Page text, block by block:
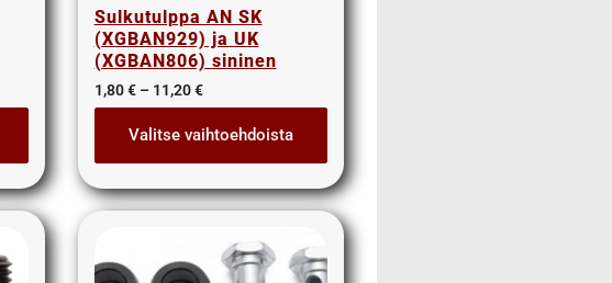
Sulkutulppa AN SK
(XGBAN929) ja UK
(XGBAN806) sininen
1,80€ – 11,20€
Valitse vaihtoehdoista